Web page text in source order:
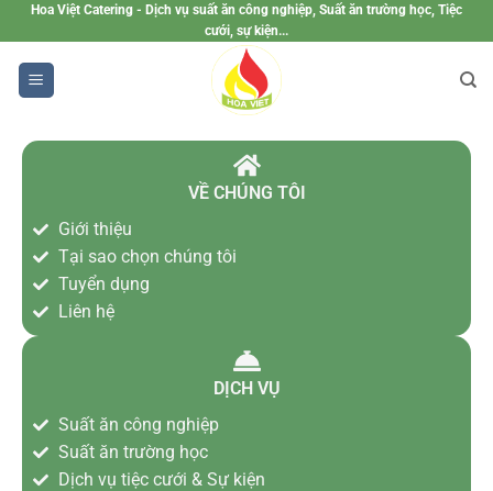
Hoa Việt Catering - Dịch vụ suất ăn công nghiệp, Suất ăn trường học, Tiệc
cưới, sự kiện...
VỀ CHÚNG TÔI
Giới thiệu
Tại sao chọn chúng tôi
Tuyển dụng
Liên hệ
DỊCH VỤ
Suất ăn công nghiệp
Suất ăn trường học
Dịch vụ tiệc cưới & Sự kiện